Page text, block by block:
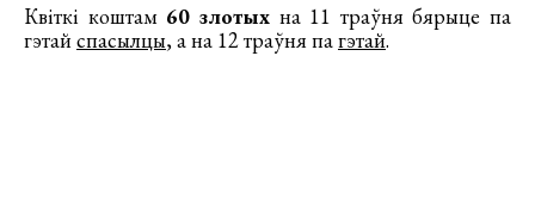
Квіткі коштам 60 злотых на 11 траўня бярыце па
гэтай спасылцы, а на 12 траўня пагэтай.